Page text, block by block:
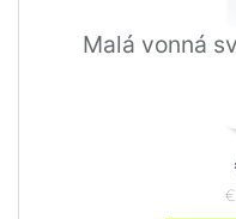
Malá vonná